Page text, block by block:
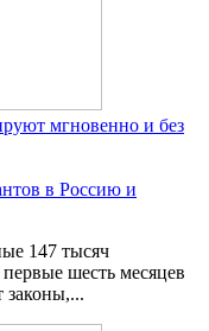
мгновенно и без
в Россию и
147 тысяч
шесть месяцев
законы,...